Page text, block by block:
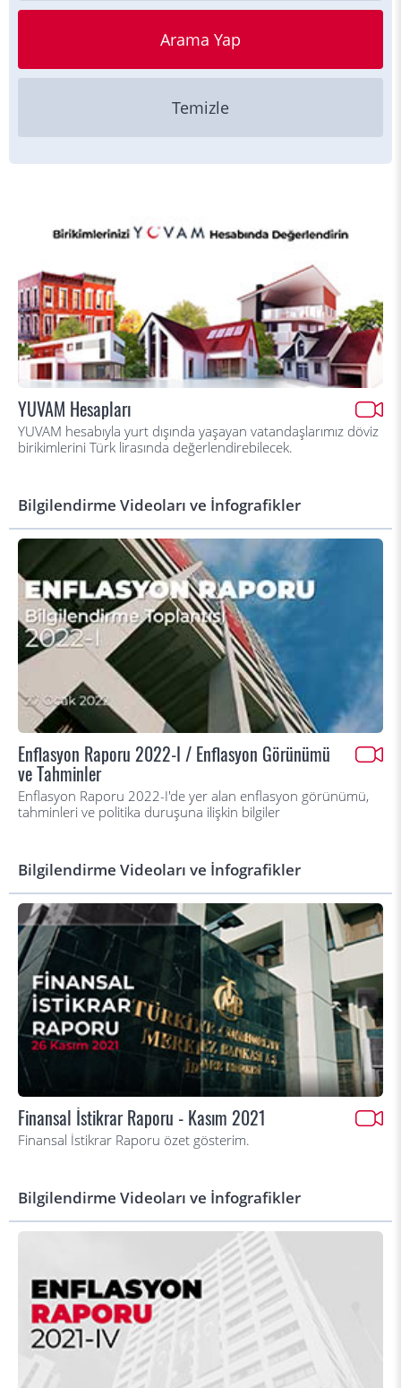
YUVAM Hesapları
YUVAM hesabıyla yurt dışında yaşayan vatandaşlarımız döviz
birikimlerini Türk lirasında değerlendirebilecek.
Bilgilendirme Videoları ve İnfografikler
Enflasyon Raporu 2022-I / Enflasyon Görünümü
ve Tahminler
Enflasyon Raporu 2022-I'de yer alan enflasyon görünümü,
tahminleri ve politika duruşuna ilişkin bilgiler
Bilgilendirme Videoları ve İnfografikler
Finansal İstikrar Raporu - Kasım 2021
Finansal İstikrar Raporu özet gösterim.
Bilgilendirme Videoları ve İnfografikler